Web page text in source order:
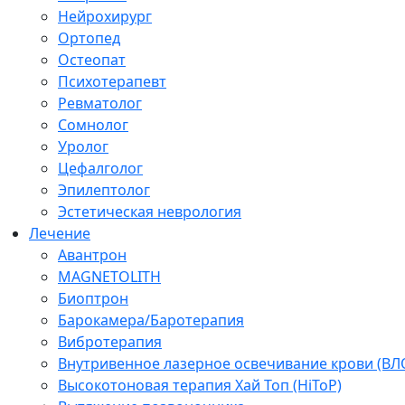
Нейрохирург
Ортопед
Остеопат
Психотерапевт
Ревматолог
Сомнолог
Уролог
Цефалголог
Эпилептолог
Эстетическая неврология
Лечение
Авантрон
MAGNETOLITH
Биоптрон
Барокамера/Баротерапия
Вибротерапия
Внутривенное лазерное освечивание крови
Высокотоновая терапия Хай Топ (HiToP)